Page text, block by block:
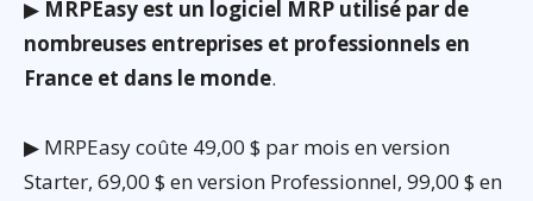
▶ MRPEasy est un logiciel MRP utilisé par de
nombreuses entreprises et professionnels en
France et dans le monde.
▶ MRPEasy coûte 49,00 $ par mois en version
Starter, 69,00 $ en version Professionnel, 99,00 $ en